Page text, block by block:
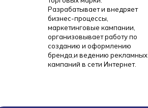
Разрабатывает и внедряет
бизнес-процессы,
маркетинговые кампании,
организовывает работу по
созданию и оформлению
бренда,и ведению рекламных
кампаний в сети Интернет.